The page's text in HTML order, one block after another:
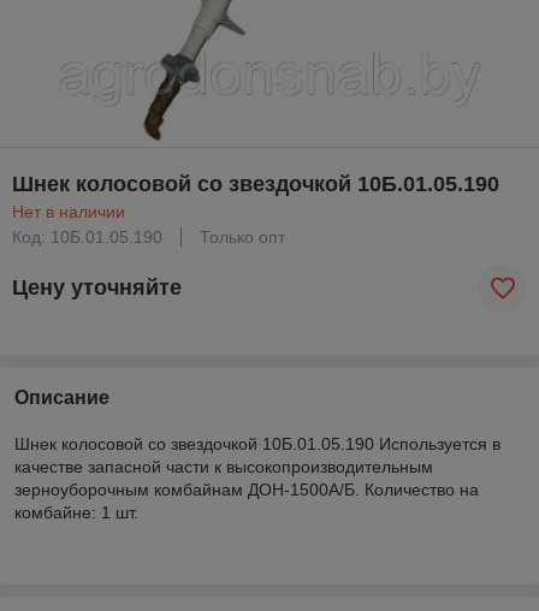
Шнек колосовой со звездочкой 10Б.01.05.190
Нет в наличии
Код: 10Б.01.05.190
Только опт
Цену уточняйте
Описание
Шнек колосовой со звездочкой 10Б.01.05.190 Используется в
качестве запасной части к высокопроизводительным
зерноуборочным комбайнам ДОН-1500А/Б. Количество на
комбайне: 1 шт.